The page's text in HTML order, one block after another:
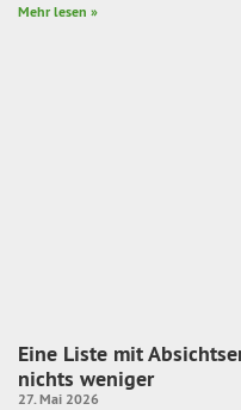
Mehr lesen »
Eine Liste mit
nichts weniger
27. Mai 2026